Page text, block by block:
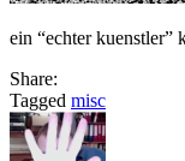
ein “echter kuenstler”
Share:
Tagged misc